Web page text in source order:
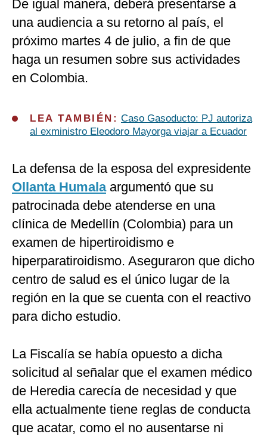
De igual manera, deberá presentarse a
una audiencia a su retorno al país, el
próximo martes 4 de julio, a fin de que
haga un resumen sobre sus actividades
en Colombia.
LEA TAMBIÉN: Caso Gasoducto: PJ autoriza
al exministro Eleodoro Mayorga viajar a Ecuador
La defensa de la esposa del expresidente
Ollanta Humalaargumentó que su
patrocinada debe atenderse en una
clínica de Medellín (Colombia) para un
examen de hipertiroidismo e
hiperparatiroidismo. Aseguraron que dicho
centro de salud es el único lugar de la
región en la que se cuenta con el reactivo
para dicho estudio.
La Fiscalía se había opuesto a dicha
solicitud al señalar que el examen médico
de Heredia carecía de necesidad y que
ella actualmente tiene reglas de conducta
que acatar, como el no ausentarse ni